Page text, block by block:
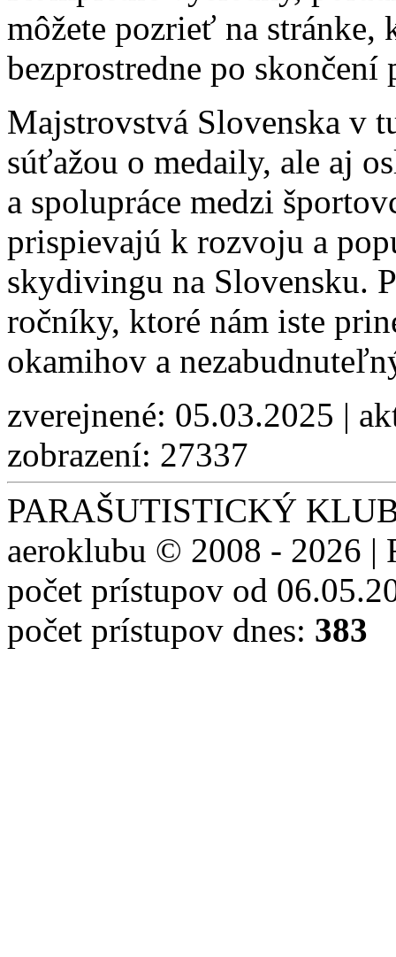
môžete pozrieť na stránke,
bezprostredne po
Majstrovstvá Slovenska v
súťažou o medaily, ale aj
a spolupráce medzi
prispievajú k rozvoju a
skydivingu na Slovensku.
ročníky, ktoré nám iste
okamihov a
zverejnené: 05.03.2025 |
zobrazení: 27337
PARAŠUTISTICKÝ
aeroklubu © 2008 - 2026 |
počet prístupov od
počet prístupov dnes: 383